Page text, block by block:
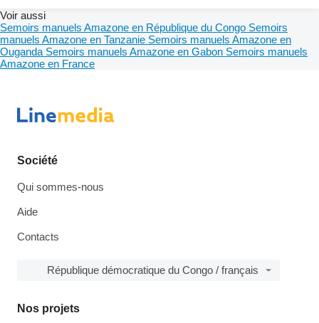
Voir aussi
Semoirs manuels Amazone en République du Congo Semoirs
manuels Amazone en Tanzanie Semoirs manuels Amazone en
Ouganda Semoirs manuels Amazone en Gabon Semoirs manuels
Amazone en France
Société
Qui sommes-nous
Aide
Contacts
République démocratique du Congo / français
Nos projets